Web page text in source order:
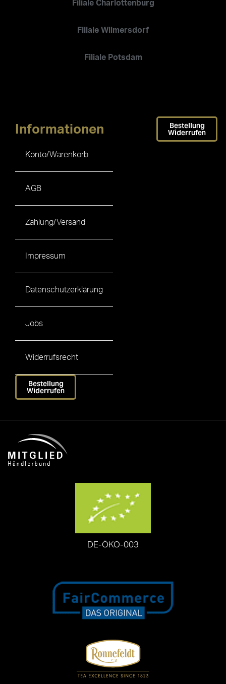
Filiale Charlottenburg
Filiale Wilmersdorf
Filiale Potsdam
Informationen
Konto/Warenkorb
AGB
Zahlung/Versand
Impressum
Datenschutzerklärung
Jobs
Widerrufsrecht
Bestellung
Widerrufen
Bestellung
Widerrufen
DE-ÖKO-003